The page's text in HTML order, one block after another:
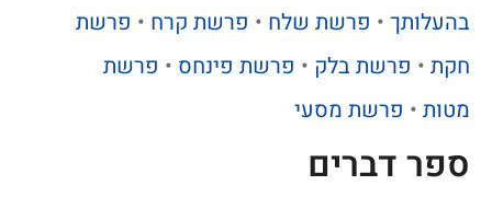
בהעלותך • פרשת שלח • פרשת קרח • פרשת
חקת • פרשת בלק • פרשת פינחס • פרשת
מטות • פרשת מסעי
ספר דברים